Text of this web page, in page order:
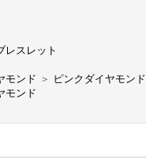
レスレット
モンド ＞ ピンクダイヤモンド
モンド